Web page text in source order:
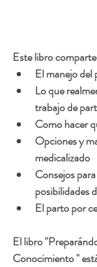
Este libro
El manejo
Lo que
trabajo de
Como hacer
Opciones y
medicalizado
Consejos
posibilidades
El parto por
El libro
Conocimiento "